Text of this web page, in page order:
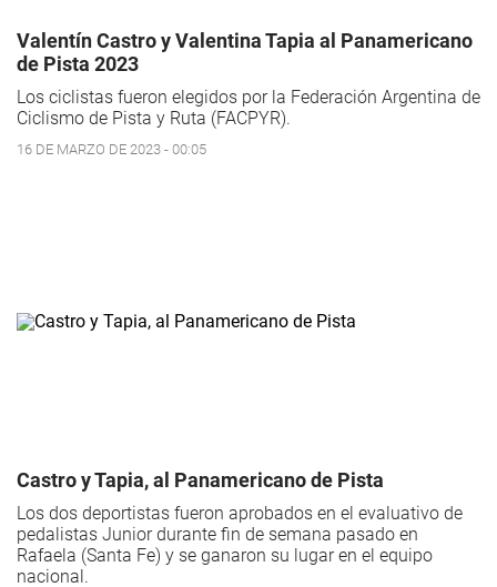
Valentín Castro y Valentina Tapia al Panamericano
de Pista 2023
Los ciclistas fueron elegidos por la Federación Argentina de
Ciclismo de Pista y Ruta (FACPYR).
16 DE MARZO DE 2023 - 00:05
Castro y Tapia, al Panamericano de Pista
Los dos deportistas fueron aprobados en el evaluativo de
pedalistas Junior durante fin de semana pasado en
Rafaela (Santa Fe) y se ganaron su lugar en el equipo
nacional.